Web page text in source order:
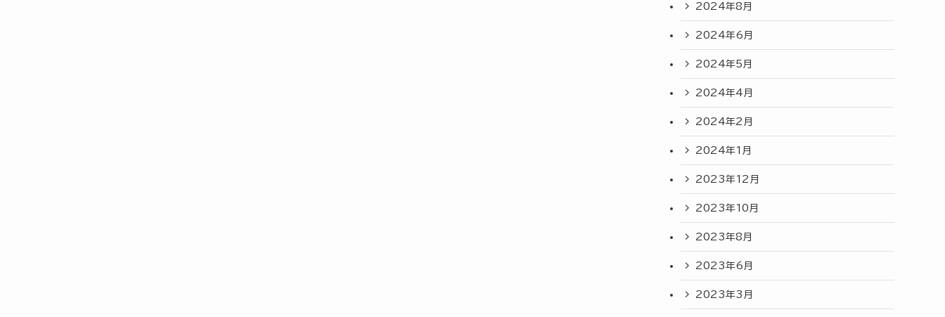
2024年8月
2024年6月
2024年5月
2024年4月
2024年2月
2024年1月
2023年12月
2023年10月
2023年8月
2023年6月
2023年3月